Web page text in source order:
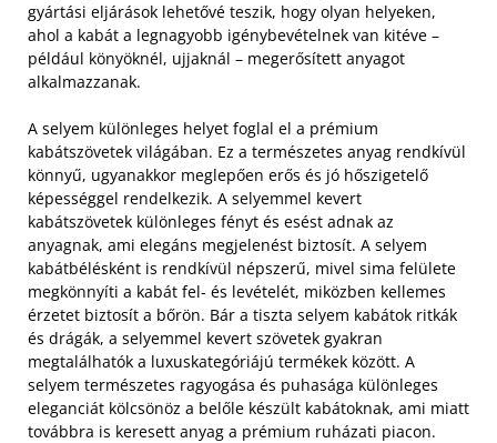
gyártási eljárások lehetővé teszik, hogy olyan helyeken,
ahol a kabát a legnagyobb igénybevételnek van kitéve –
például könyöknél, ujjaknál – megerősített anyagot
alkalmazzanak.
A selyem különleges helyet foglal el a prémium
kabátszövetek világában. Ez a természetes anyag rendkívül
könnyű, ugyanakkor meglepően erős és jó hőszigetelő
képességgel rendelkezik. A selyemmel kevert
kabátszövetek különleges fényt és esést adnak az
anyagnak, ami elegáns megjelenést biztosít. A selyem
kabátbélésként is rendkívül népszerű, mivel sima felülete
megkönnyíti a kabát fel- és levételét, miközben kellemes
érzetet biztosít a bőrön. Bár a tiszta selyem kabátok ritkák
és drágák, a selyemmel kevert szövetek gyakran
megtalálhatók a luxuskategóriájú termékek között. A
selyem természetes ragyogása és puhasága különleges
eleganciát kölcsönöz a belőle készült kabátoknak, ami miatt
továbbra is keresett anyag a prémium ruházati piacon.